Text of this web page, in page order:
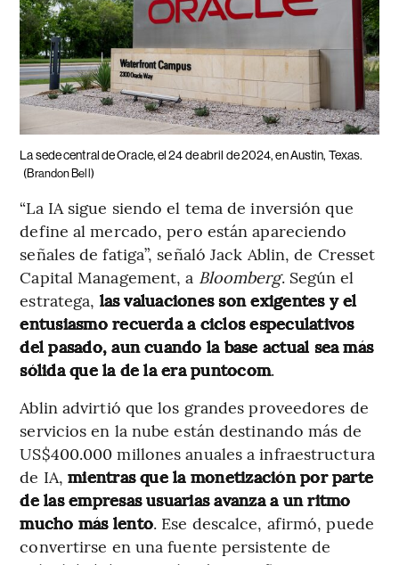
La sede central de Oracle, el 24 de abril de 2024, en Austin, Texas.
(Brandon Bell)
“La IA sigue siendo el tema de inversión que
define al mercado, pero están apareciendo
señales de fatiga”, señaló Jack Ablin, de Cresset
Capital Management, a Bloomberg. Según el
estratega, las valuaciones son exigentes y el
entusiasmo recuerda a ciclos especulativos
del pasado, aun cuando la base actual sea más
sólida que la de la era puntocom.
Ablin advirtió que los grandes proveedores de
servicios en la nube están destinando más de
US$400.000 millones anuales a infraestructura
de IA,mientras que la monetización por parte
de las empresas usuarias avanza a un ritmo
mucho más lento. Ese descalce, afirmó, puede
convertirse en una fuente persistente de